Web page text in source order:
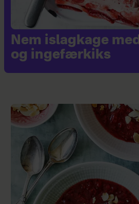
Nem islagkage
og ingefærkiks